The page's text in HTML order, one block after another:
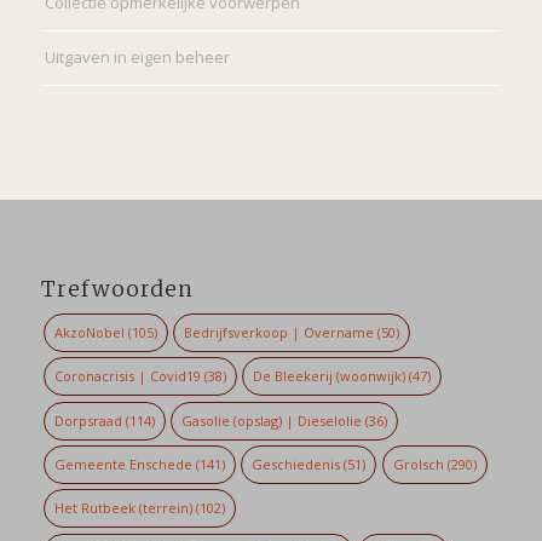
Uitgaven in eigen beheer
Trefwoorden
AkzoNobel (105) Bedrijfsverkoop | Overname (50)
Coronacrisis | Covid19 (38) De Bleekerij (woonwijk) (47)
Dorpsraad (114) Gasolie (opslag) | Dieselolie (36)
Gemeente Enschede (141) Geschiedenis (51) Grolsch (290)
Het Rutbeek (terrein)(102)